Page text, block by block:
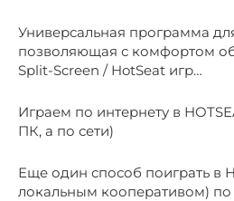
Универсальная программа
позволяющая с комфортом
Split-Screen / HotSeat игр…
Играем по интернету в
ПК, а по сети)
Еще один способ поиграть в
локальным кооперативом) по